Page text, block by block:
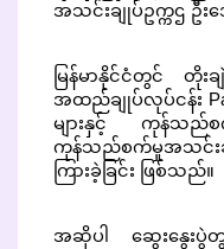
အသင်းချုပ်ဥက္ကဌ ဦး
မြန်မာနိုင်ငံတွင် တိုး
အထည်ချုပ်လုပ်ငန်း
များနှင့် ကုန်သည်စ
ကုန်သည်စက်မှုအသင်း
ကြားခဲ့ခြင်း ဖြစ်သည်။
အဆိုပါ ဆွေးနွေး